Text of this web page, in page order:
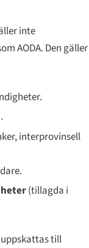
inte
AODA. Den gäller
interprovinsell
(tillagda i
till